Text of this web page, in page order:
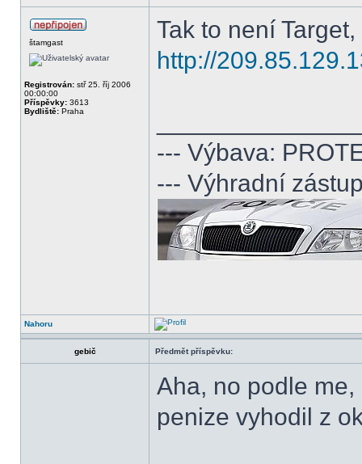
štamgast
Registrován: stř 25. říj 2006
00:00:00
Příspěvky: 3613
Bydliště: Praha
Tak to není Target,
http://
--- Výbava:
--- Výhradní
Nahoru
gebič Předmět příspěvku:
Aha, no podle
penize vyhodil z